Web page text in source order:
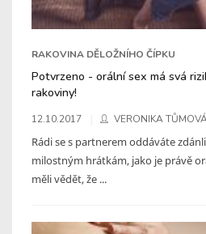
RAKOVINA DĚLOŽNÍHO ČÍPKU
Potvrzeno - orální sex má svá
rakoviny!
12.10.2017 VERONIKA
Rádi se s partnerem oddáváte
milostným hrátkám, jako je právě
měli vědět, že ...